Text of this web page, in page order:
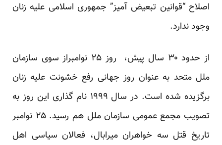
اصلاح “قوانین تبعیض آمیز” جمهوری اسلامی علیه زنان
وجود ندارد.
از حدود ۳۰ سال پیش، ‌ روز ۲۵ نوامبراز سوی سازمان
ملل متحد به عنوان روز جهانی رفع خشونت علیه زنان
برگزیده شده است. در سال ۱۹۹۹ نام گذاری این روز به
تصویب مجمع عمومی سازمان ملل هم رسید. ۲۵ نوامبر
تاریخ قتل سه خواهران میرابال، فعالان سیاسی اهل